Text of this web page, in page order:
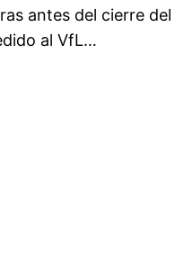
antes del cierre del
al VfL…